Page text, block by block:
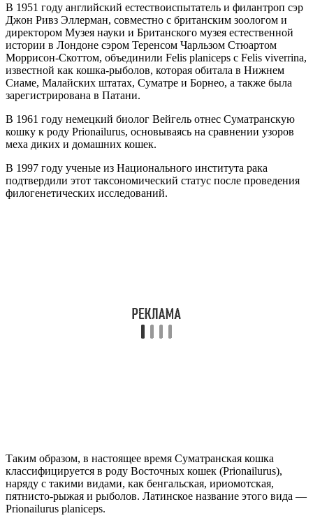
В 1951 году английский естествоиспытатель и филантроп сэр
Джон Ривз Эллерман, совместно с британским зоологом и
директором Музея науки и Британского музея естественной
истории в Лондоне сэром Теренсом Чарльзом Стюартом
Моррисон-Скоттом, объединили Felis planiceps с Felis viverrina,
известной как кошка-рыболов, которая обитала в Нижнем
Сиаме, Малайских штатах, Суматре и Борнео, а также была
зарегистрирована в Патани.
В 1961 году немецкий биолог Вейгель отнес Суматранскую
кошку к роду Prionailurus, основываясь на сравнении узоров
меха диких и домашних кошек.
В 1997 году ученые из Национального института рака
подтвердили этот таксономический статус после проведения
филогенетических исследований.
Таким образом, в настоящее время Суматранская кошка
классифицируется в роду Восточных кошек (Prionailurus),
наряду с такими видами, как бенгальская, ириомотская,
пятнисто-рыжая и рыболов. Латинское название этого вида —
Prionailurus planiceps.